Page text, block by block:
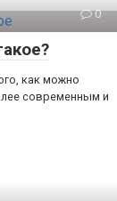
0
как можно
современным и